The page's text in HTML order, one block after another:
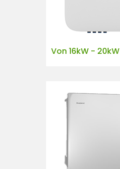
Von 16kW - 20kW